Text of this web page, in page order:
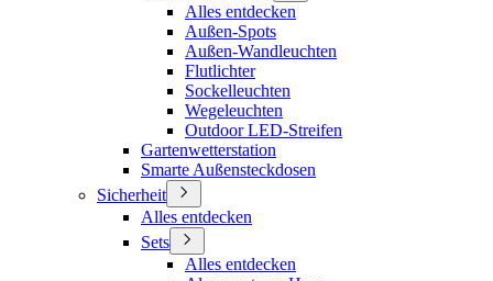
Alles entdecken
Außen-Spots
Außen-Wandleuchten
Flutlichter
Sockelleuchten
Wegeleuchten
Outdoor LED-Streifen
Gartenwetterstation
Smarte Außensteckdosen
Sicherheit
Alles entdecken
Sets
Alles entdecken